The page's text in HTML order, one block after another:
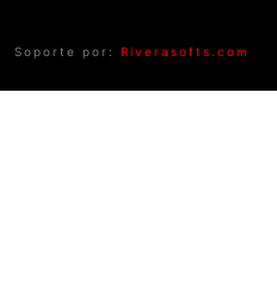
Soporte por: Riverasofts.com